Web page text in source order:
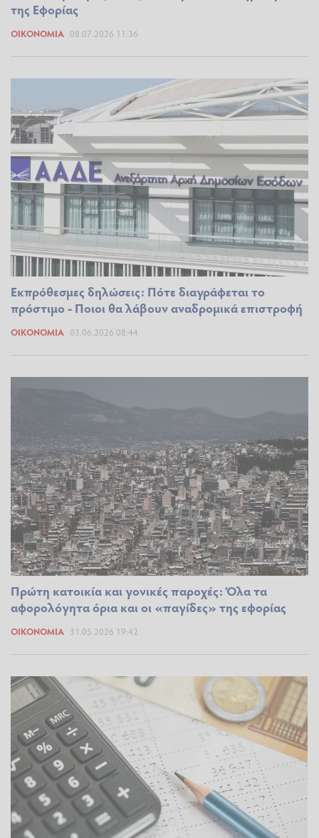
της Εφορίας
ΟΙΚΟΝΟΜΊΑ 08.07.2026 11:36
Εκπρόθεσμες δηλώσεις: Πότε διαγράφεται το
πρόστιμο - Ποιοι θα λάβουν αναδρομικά επιστροφή
ΟΙΚΟΝΟΜΊΑ 03.06.2026 08:44
Πρώτη κατοικία και γονικές παροχές: Όλα τα
αφορολόγητα όρια και οι «παγίδες» της εφορίας
ΟΙΚΟΝΟΜΊΑ 31.05.2026 19:42